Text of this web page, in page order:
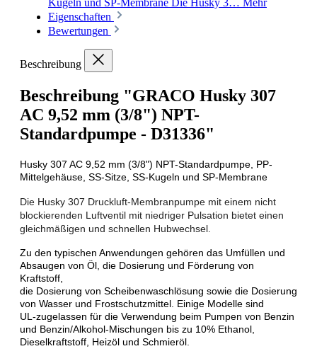
Eigenschaften
Bewertungen
Beschreibung
Beschreibung "GRACO Husky 307
AC 9,52 mm (3/8") NPT-
Standardpumpe - D31336"
Husky 307 AC 9,52 mm (3/8") NPT-Standardpumpe, PP-
Mittelgehäuse, SS-Sitze, SS-Kugeln und SP-Membrane
Die Husky 307 Druckluft-Membranpumpe mit einem nicht
blockierenden Luftventil mit niedriger Pulsation bietet einen
gleichmäßigen und schnellen Hubwechsel.
Zu den typischen Anwendungen gehören das Umfüllen und
Absaugen von Öl, die Dosierung und Förderung von
Kraftstoff,
die Dosierung von Scheibenwaschlösung sowie die Dosierung
von Wasser und Frostschutzmittel. Einige Modelle sind
UL-zugelassen für die Verwendung beim Pumpen von Benzin
und Benzin/Alkohol-Mischungen bis zu 10% Ethanol,
Dieselkraftstoff, Heizöl und Schmieröl.